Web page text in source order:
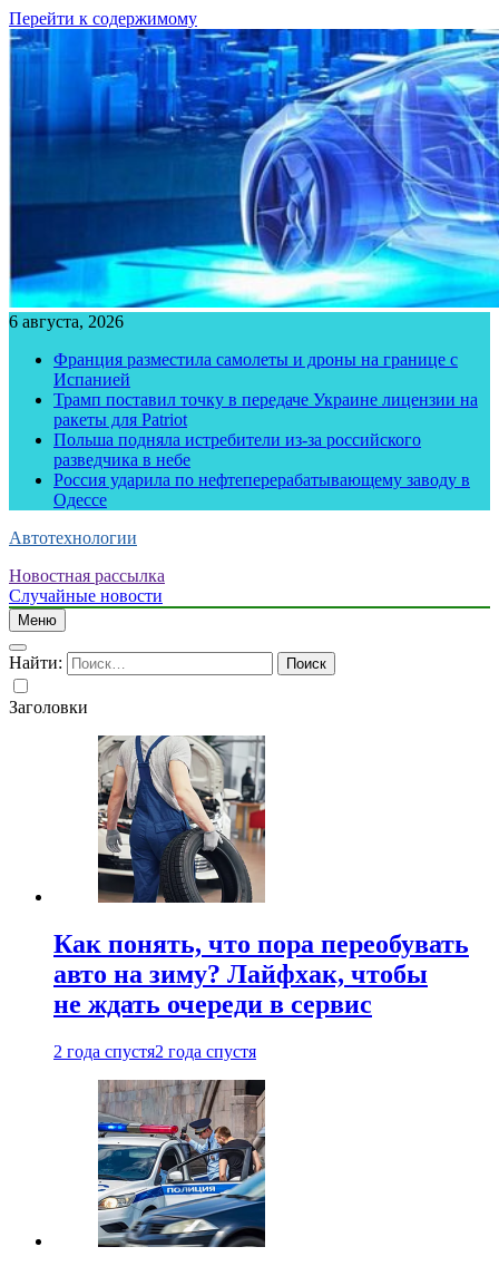
Перейти к содержимому
6 августа, 2026
Франция разместила самолеты и дроны на границе с
Испанией
Трамп поставил точку в передаче Украине лицензии на
ракеты для Patriot
Польша подняла истребители из-за российского
разведчика в небе
Россия ударила по нефтеперерабатывающему заводу в
Одессе
Автотехнологии
Новостная рассылка
Случайные новости
Меню
Найти:
Заголовки
Как понять, что пора переобувать
авто на зиму? Лайфхак, чтобы
не ждать очереди в сервис
2 года спустя2 года спустя